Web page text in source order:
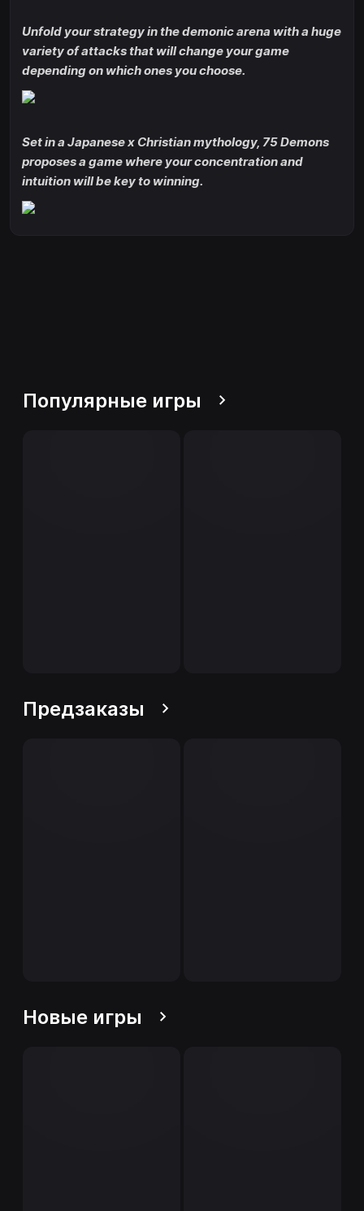
Unfold your strategy in the demonic arena with a huge
variety of attacks that will change your game
depending on which ones you choose.
Set in a Japanese x Christian mythology, 75 Demons
proposes a game where your concentration and
intuition will be key to winning.
Популярные игры
Предзаказы
Новые игры